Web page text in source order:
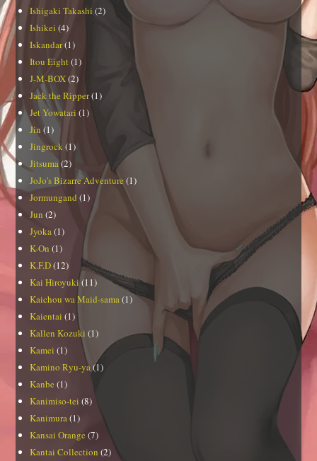
Ishigaki Takashi (2)
Ishikei (4)
Iskandar(1)
Itou Eight(1)
J-M-BOX(2)
Jack the Ripper(1)
Jet Yowatari (1)
Jin (1)
Jingrock (1)
Jitsuma(2)
JoJo's Bizarre Adventure (1)
Jormungand (1)
Jun (2)
Jyoka(1)
K-On (1)
K.F.D(12)
Kai Hiroyuki(11)
Kaichou wa Maid-sama(1)
Kaientai (1)
Kallen Kozuki (1)
Kamei (1)
Kamino Ryu-ya(1)
Kanbe (1)
Kanimiso-tei (8)
Kanimura(1)
Kansai Orange (7)
Kantai Collection (2)